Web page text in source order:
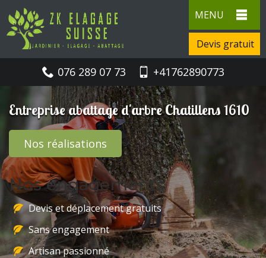
MENU
Devis gratuit
076 289 07 73 +41762890773
Entreprise abattage d'arbre Chatillens 1610
Nos réalisations
Nos engagements
Devis et déplacement gratuits
Sans engagement
Artisan passionné